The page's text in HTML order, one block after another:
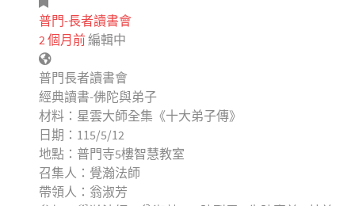
普門-長者讀書會
2 個月前編輯中
普門長者讀書會
經典讀書-佛陀與弟子
材料：星雲大師全集《十大弟子傳》
日期：115/5/12
地點：普門寺5樓智慧教室
召集人：覺瀚法師
帶領人：翁淑芳